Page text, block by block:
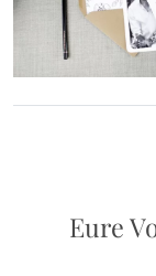
Eure